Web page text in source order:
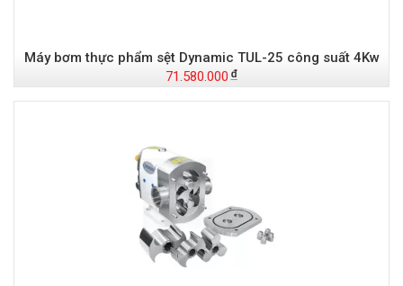
Máy bơm thực phẩm sệt Dynamic TUL-25 công suất 4Kw
71.580.000